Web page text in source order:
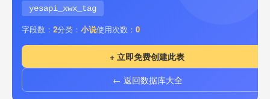
流量 剩余接口流量
套餐
yesapi_xwx_tag
字段数： 2分类： 小说使用次数： 0
+ 立即免费创建此表
← 返回数据库大全